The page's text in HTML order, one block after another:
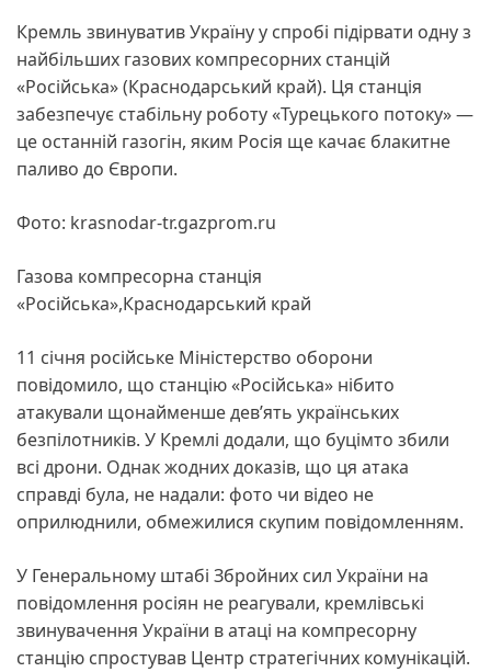
Кремль звинуватив Україну у спробі підірвати одну з
найбільших газових компресорних станцій
«Російська» (Краснодарський край). Ця станція
забезпечує стабільну роботу «Турецького потоку» —
це останній газогін, яким Росія ще качає блакитне
паливо до Європи.
Фото: krasnodar-tr.gazprom.ru
Газова компресорна станція
«Російська»,Краснодарський край
11 січня російське Міністерство оборони
повідомило, що станцію «Російська» нібито
атакували щонайменше дев’ять українських
безпілотників. У Кремлі додали, що буцімто збили
всі дрони. Однак жодних доказів, що ця атака
справді була, не надали: фото чи відео не
оприлюднили, обмежилися скупим повідомленням.
У Генеральному штабі Збройних сил України на
повідомлення росіян не реагували, кремлівські
звинувачення України в атаці на компресорну
станцію спростував Центр стратегічних комунікацій.